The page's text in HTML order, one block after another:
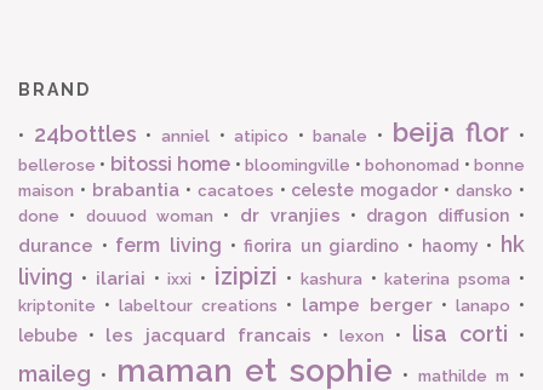
BRAND
• 24bottles • anniel•atipico •banale • beija flor •
bellerose • bitossi home •bloomingville •bohonomad •bonne
maison • brabantia• cacatoes • celeste mogador •dansko •
done • douuod woman • dr vranjies • dragon diffusion•
durance • ferm living •fiorira un giardino • haomy •
hk
living • ilariai •ixxi • izipizi • kashura •katerina psoma •
kriptonite •labeltour creations • lampe berger• lanapo •
lebube • les jacquard francais • lexon • lisa corti •
maileg • maman et sophie • mathilde m
•